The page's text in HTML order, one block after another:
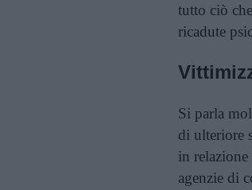
tutto ciò
ricadute
Si parla
di ulteriore
in
agenzie di